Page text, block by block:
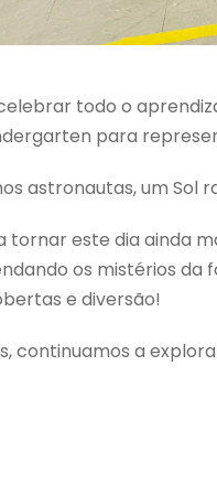
todo o
para
astronautas, um Sol
tornar este dia ainda
os mistérios da
e diversão!
continuamos a